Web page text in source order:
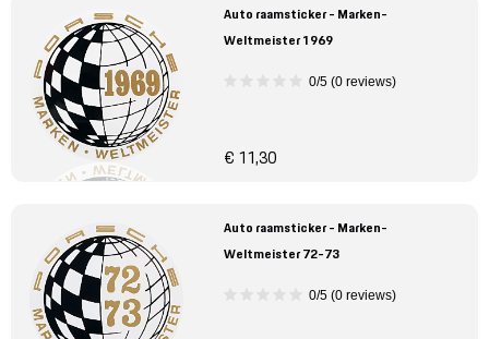
Auto raamsticker - Marken-
Weltmeister 1969
0/5 (0 reviews)
€ 11,30
Auto raamsticker - Marken-
Weltmeister 72-73
0/5 (0 reviews)